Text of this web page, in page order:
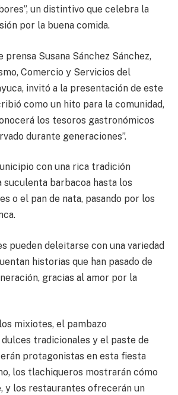
un distintivo que celebra la
por la buena comida.
prensa Susana Sánchez Sánchez,
Comercio y Servicios del
invitó a la presentación de este
como un hito para la comunidad,
los tesoros gastronómicos
durante generaciones”.
con una rica tradición
suculenta barbacoa hasta los
o el pan de nata, pasando por los
pueden deleitarse con una variedad
historias que han pasado de
gracias al amor por la
mixiotes, el pambazo
tradicionales y el paste de
protagonistas en esta fiesta
los tlachiqueros mostrarán cómo
y los restaurantes ofrecerán un